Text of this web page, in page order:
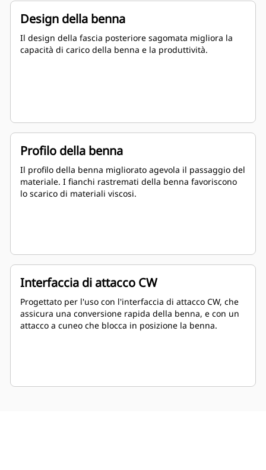
Design della benna
Il design della fascia posteriore sagomata migliora la
capacità di carico della benna e la produttività.
Profilo della benna
Il profilo della benna migliorato agevola il passaggio del
materiale. I fianchi rastremati della benna favoriscono
lo scarico di materiali viscosi.
Interfaccia di attacco CW
Progettato per l'uso con l'interfaccia di attacco CW, che
assicura una conversione rapida della benna, e con un
attacco a cuneo che blocca in posizione la benna.